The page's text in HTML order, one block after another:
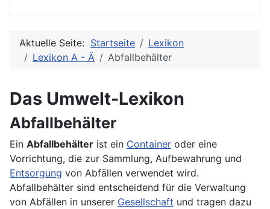
Aktuelle Seite: Startseite
Lexikon
Lexikon A - Ä
Abfallbehälter
Das Umwelt-Lexikon
Abfallbehälter
Ein Abfallbehälter ist ein Container oder eine
Vorrichtung, die zur Sammlung, Aufbewahrung und
Entsorgung von Abfällen verwendet wird.
Abfallbehälter sind entscheidend für die Verwaltung
von Abfällen in unserer Gesellschaft und tragen dazu